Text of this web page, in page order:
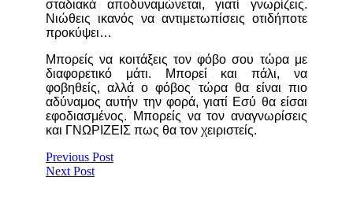
σταδιακά αποδυναμώνεται, γιατί γνωρίζεις.
Νιώθεις ικανός να αντιμετωπίσεις οτιδήποτε
προκύψει…
Μπορείς να κοιτάξεις τον φόβο σου τώρα με
διαφορετικό μάτι. Μπορεί και πάλι, να
φοβηθείς, αλλά ο φόβος τώρα θα είναι πιο
αδύναμος αυτήν την φορά, γιατί Εσύ θα είσαι
εφοδιασμένος. Μπορείς να τον αναγνωρίσεις
και ΓΝΩΡΙΖΕΙΣ πως θα τον χειριστείς.
Previous Post
Next Post